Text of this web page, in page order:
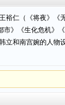
仁（《将夜》《
》《生化危机》
和南宫婉的人物